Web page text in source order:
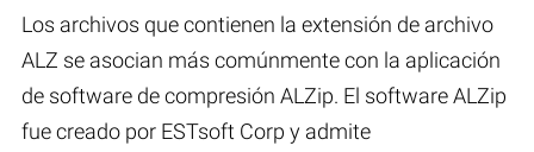
Los archivos que contienen la extensión de archivo
ALZ se asocian más comúnmente con la aplicación
de software de compresión ALZip. El software ALZip
fue creado por ESTsoft Corp y admite